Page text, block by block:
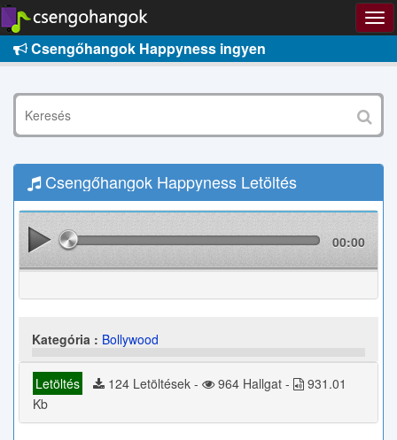
Csengőhangok Happyness ingyen
Csengőhangok Happyness Letöltés
00:00
Kategória : Bollywood
Letöltés 124 Letöltések - 964 Hallgat -
931.01
Kb